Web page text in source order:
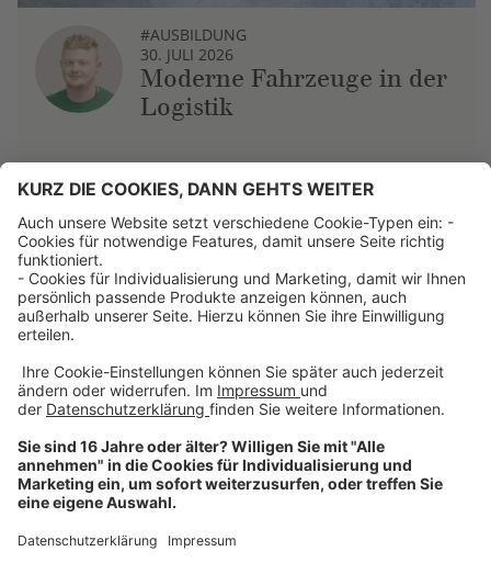
#AUSBILDUNG
30. JULI 2026
Moderne Fahrzeuge in der
Logistik
Über uns
Dehner Unternehmen
Jobs bei Dehner